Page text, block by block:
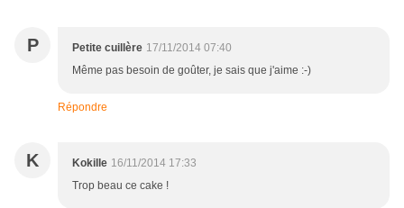
P Petite cuillère 17/11/2014 07:40
Même pas besoin de goûter, je sais que j'aime :-)
Répondre
K Kokille 16/11/2014 17:33
Trop beau ce cake !